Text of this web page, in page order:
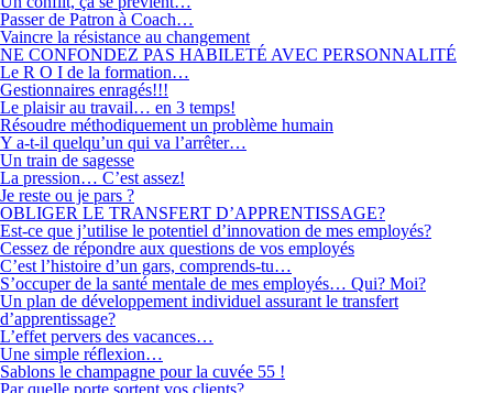
Passer de Patron à Coach…
Vaincre la résistance au changement
NE CONFONDEZ PAS HABILETÉ AVEC PERSONNALITÉ
Le R O I de la formation…
Gestionnaires enragés!!!
Le plaisir au travail… en 3 temps!
Résoudre méthodiquement un problème humain
Y a-t-il quelqu’un qui va l’arrêter…
Un train de sagesse
La pression… C’est assez!
Je reste ou je pars ?
OBLIGER LE TRANSFERT D’APPRENTISSAGE?
Est-ce que j’utilise le potentiel d’innovation de mes employés?
Cessez de répondre aux questions de vos employés
C’est l’histoire d’un gars, comprends-tu…
S’occuper de la santé mentale de mes employés… Qui? Moi?
Un plan de développement individuel assurant le transfert
d’apprentissage?
L’effet pervers des vacances…
Une simple réflexion…
Sablons le champagne pour la cuvée 55 !
Par quelle porte sortent vos clients?